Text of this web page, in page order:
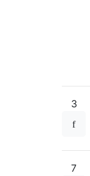
3
7